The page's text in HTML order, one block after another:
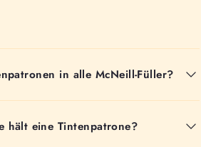
in alle McNeill-Füller?
hält eine Tintenpatrone?